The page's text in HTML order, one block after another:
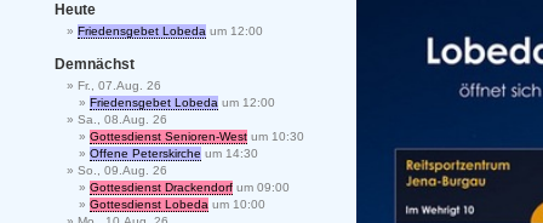
Heute
Friedensgebet Lobeda um 12:00
Demnächst
Fr., 07.Aug. 26
Friedensgebet Lobeda um 12:00
Sa., 08.Aug. 26
Gottesdienst Senioren-West um 10:30
Offene Peterskirche um 14:30
So., 09.Aug. 26
Gottesdienst Drackendorf um 09:00
Gottesdienst Lobeda um 10:00